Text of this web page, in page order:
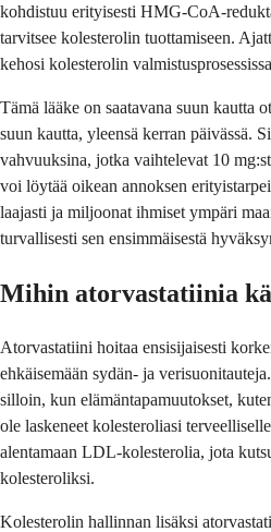
kohdistuu erityisesti HMG-CoA-
tarvitsee kolesterolin tuottamiseen.
kehosi kolesterolin
Tämä lääke on saatavana suun kautta
suun kautta, yleensä kerran päivässä.
vahvuuksina, jotka vaihtelevat 10
voi löytää oikean annoksen
laajasti ja miljoonat ihmiset ympäri
turvallisesti sen ensimmäisestä
Mihin atorvastatiinia
Atorvastatiini hoitaa ensisijaisesti
ehkäisemään sydän- ja
silloin, kun elämäntapamuutokset,
ole laskeneet kolesteroliasi
alentamaan LDL-kolesterolia, jota
kolesteroliksi.
Kolesterolin hallinnan lisäksi